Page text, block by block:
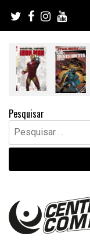
content
Pesquisar
Pesquisar
por: